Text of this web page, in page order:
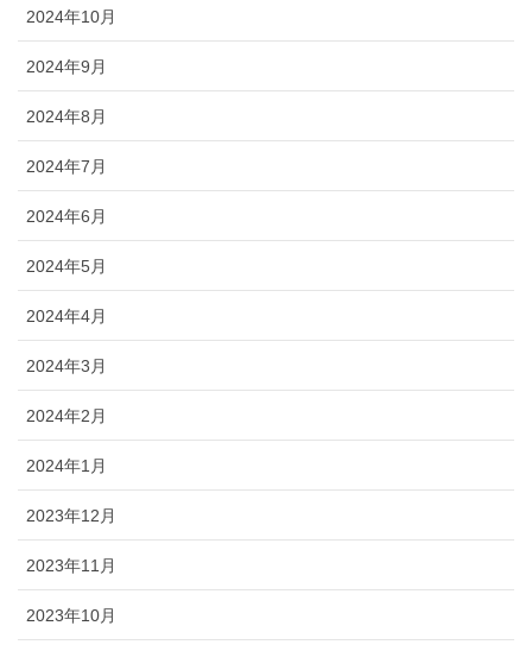
2024年10月
2024年9月
2024年8月
2024年7月
2024年6月
2024年5月
2024年4月
2024年3月
2024年2月
2024年1月
2023年12月
2023年11月
2023年10月